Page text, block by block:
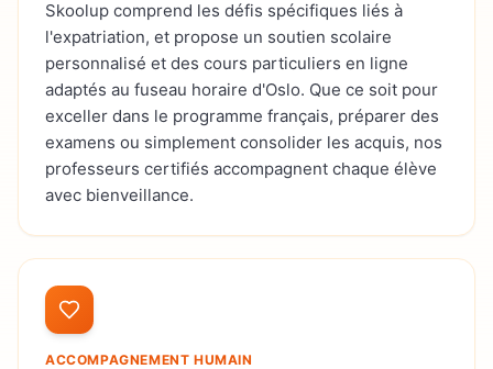
Skoolup comprend les défis spécifiques liés à
l'expatriation, et propose un soutien scolaire
personnalisé et des cours particuliers en ligne
adaptés au fuseau horaire d'Oslo. Que ce soit pour
exceller dans le programme français, préparer des
examens ou simplement consolider les acquis, nos
professeurs certifiés accompagnent chaque élève
avec bienveillance.
ACCOMPAGNEMENT HUMAIN